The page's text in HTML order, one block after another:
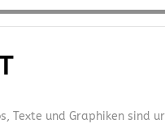
Texte und Graphiken sind